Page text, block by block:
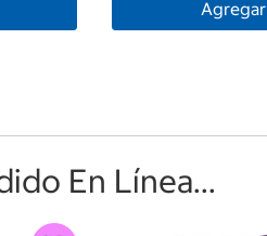
Agregar
En Línea...